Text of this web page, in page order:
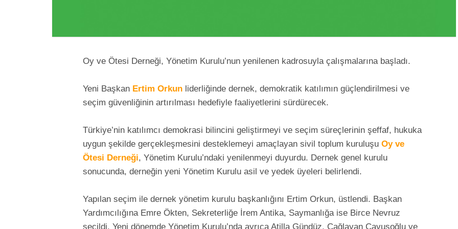
Oy ve Ötesi Derneği, Yönetim Kurulu’nun yenilenen kadrosuyla çalışmalarına başladı.
Yeni Başkan Ertim Orkun liderliğinde dernek, demokratik katılımın güçlendirilmesi ve
seçim güvenliğinin artırılması hedefiyle faaliyetlerini sürdürecek.
Türkiye’nin katılımcı demokrasi bilincini geliştirmeyi ve seçim süreçlerinin şeffaf, hukuka
uygun şekilde gerçekleşmesini desteklemeyi amaçlayan sivil toplum kuruluşu Oy ve
Ötesi Derneği, Yönetim Kurulu’ndaki yenilenmeyi duyurdu. Dernek genel kurulu
sonucunda, derneğin yeni Yönetim Kurulu asil ve yedek üyeleri belirlendi.
Yapılan seçim ile dernek yönetim kurulu başkanlığını Ertim Orkun, üstlendi. Başkan
Yardımcılığına Emre Ökten, Sekreterliğe İrem Antika, Saymanlığa ise Birce Nevruz
seçildi. Yeni dönemde Yönetim Kurulu’nda ayrıca Atilla Gündüz, Çağlayan Çavuşoğlu ve